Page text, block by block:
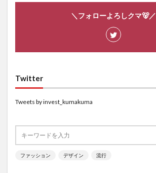
＼フォローよろしクマ🐻／
Twitter
Tweets by invest_kumakuma
ファッション デザイン 流行